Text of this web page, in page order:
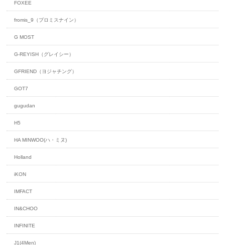
FOXEE
fromis_9（プロミスナイン）
G MOST
G-REYISH（グレイシー）
GFRIEND（ヨジャチング）
GOT7
gugudan
H5
HA MINWOO(ハ・ミヌ)
Holland
iKON
IMFACT
IN&CHOO
INFINITE
J1(4Men)